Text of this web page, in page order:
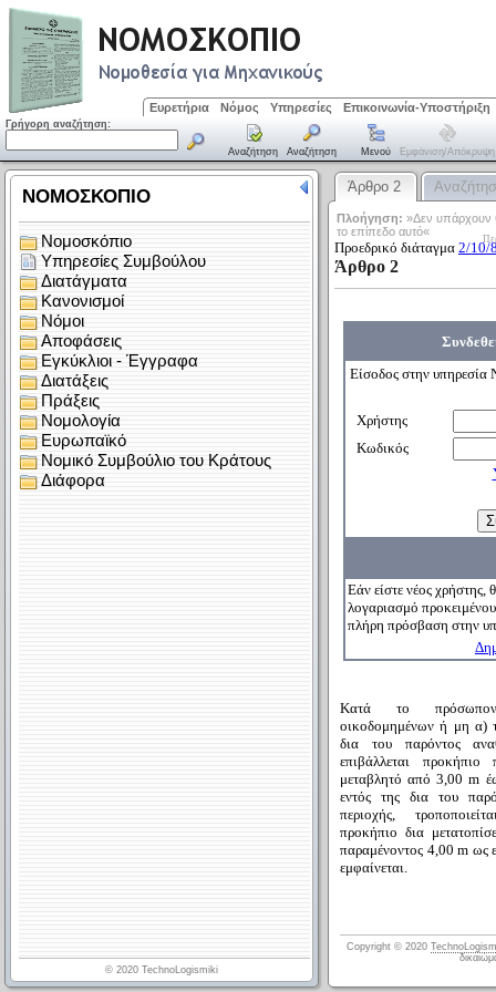
Ευρετήρια Νόμος Υπηρεσίες Επικοινωνία-Υποστήριξη
Γρήγορη αναζήτηση:
Αναζήτηση Αναζήτηση Μενού Εμφάνιση/απόκρυψη
Άρθρο 2